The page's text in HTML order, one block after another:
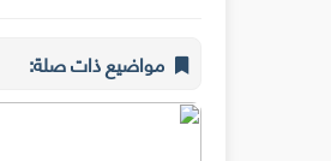
مواضيع ذات صلة: